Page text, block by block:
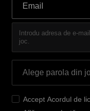
Introdu adresa de e-
joc.
Accept Acordul de